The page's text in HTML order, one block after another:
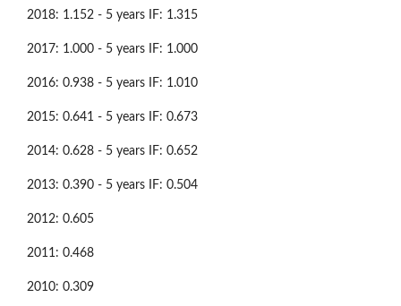
2018: 1.152 - 5 years IF: 1.315
2017: 1.000 - 5 years IF: 1.000
2016: 0.938 - 5 years IF: 1.010
2015: 0.641 - 5 years IF: 0.673
2014: 0.628 - 5 years IF: 0.652
2013: 0.390 - 5 years IF: 0.504
2012: 0.605
2011: 0.468
2010: 0.309